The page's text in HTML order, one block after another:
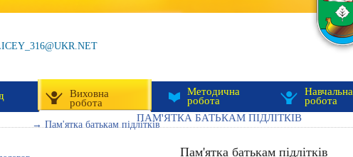
Виховна
робота
Методична
робота
Навчальна
робота
→ Пам'ятка батькам підлітків
ПАМ'ЯТКА БАТЬКАМ ПІДЛІТКІВ
Пам'ятка батькам підлітків